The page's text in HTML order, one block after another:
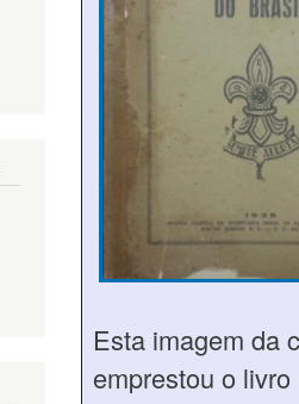
Esta imagem da
emprestou o